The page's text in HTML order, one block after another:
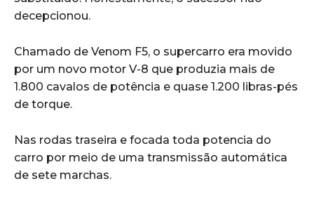
decepcionou.
Chamado de Venom F5, o supercarro era movido
por um novo motor V-8 que produzia mais de
1.800 cavalos de potência e quase 1.200 libras-pés
de torque.
Nas rodas traseira e focada toda potencia do
carro por meio de uma transmissão automática
de sete marchas.